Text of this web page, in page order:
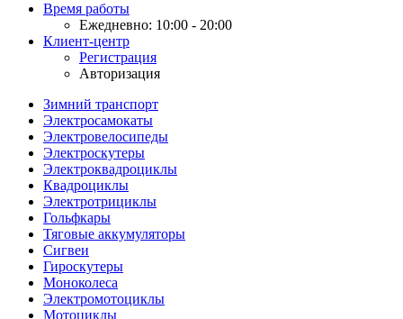
Время работы
Ежедневно: 10:00 - 20:00
Клиент-центр
Регистрация
Авторизация
Зимний транспорт
Электросамокаты
Электровелосипеды
Электроскутеры
Электроквадроциклы
Квадроциклы
Электротрициклы
Гольфкары
Тяговые аккумуляторы
Сигвеи
Гироскутеры
Моноколеса
Электромотоциклы
Мотоциклы